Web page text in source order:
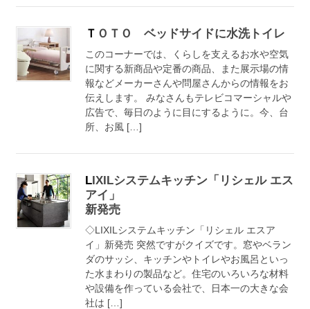
ＴＯＴＯ ベッドサイドに水洗トイレ
このコーナーでは、くらしを支えるお水や空気
に関する新商品や定番の商品、また展示場の情
報などメーカーさんや問屋さんからの情報をお
伝えします。 みなさんもテレビコマーシャルや
広告で、毎日のように目にするように。今、台
所、お風 […]
LIXILシステムキッチン「リシェル エス
アイ」
新発売
◇LIXILシステムキッチン「リシェル エスア
イ」新発売 突然ですがクイズです。窓やベラン
ダのサッシ、キッチンやトイレやお風呂といっ
た水まわりの製品など。住宅のいろいろな材料
や設備を作っている会社で、日本一の大きな会
社は […]